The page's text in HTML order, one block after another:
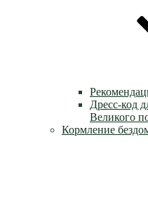
Дресс-код
Великого
Кормление